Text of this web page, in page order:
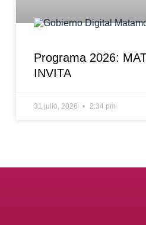
Programa 2026:
INVITA
31 julio, 2026 2:34 pm